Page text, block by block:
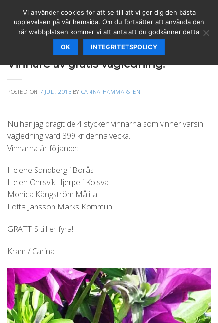
content
VÄGLEDNING
Vinnare av gratis vägledning!
POSTED ON 7 JULI, 2013 BY CARINA HAMMARSTEN
Nu har jag dragit de 4 stycken vinnarna som vinner varsin
vägledning värd 399 kr denna vecka.
Vinnarna är följande:
Helene Sandberg i Borås
Helen Öhrsvik Hjerpe i Kolsva
Monica Kängström Målilla
Lotta Jansson Marks Kommun
GRATTIS till er fyra!
Kram / Carina
Vi använder cookies för att se till att vi ger dig den bästa
upplevelsen på vår hemsida. Om du fortsätter att använda den
här webbplatsen kommer vi att anta att du godkänner detta.
OK INTEGRITETSPOLICY